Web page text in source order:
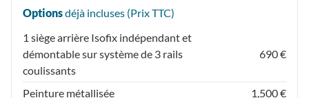
Optionsdéjà incluses (PrixTTC)
1 siège arrière Isofix indépendant et
démontable sur système de 3 rails
coulissants
690 €
Peinture métallisée 1,500 €